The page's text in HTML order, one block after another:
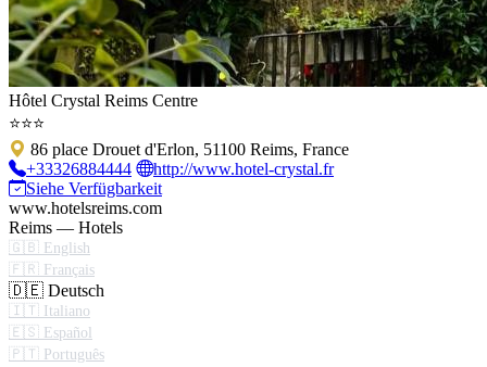
Hôtel Crystal Reims Centre
⭐⭐⭐
86 place Drouet d'Erlon, 51100 Reims, France
+33326884444
http://www.hotel-crystal.fr
Siehe Verfügbarkeit
www.hotelsreims.com
Reims — Hotels
🇬🇧 English
🇫🇷 Français
🇩🇪 Deutsch
🇮🇹 Italiano
🇪🇸 Español
🇵🇹 Português